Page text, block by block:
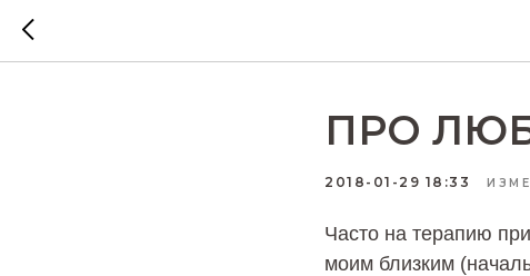
ПРО
2018-01-29 18:33
Часто на терапию
моим близким